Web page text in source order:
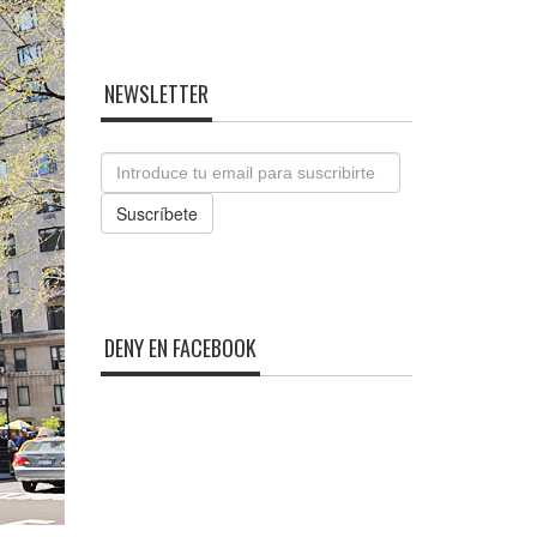
NEWSLETTER
Email
Suscríbete
DENY EN FACEBOOK